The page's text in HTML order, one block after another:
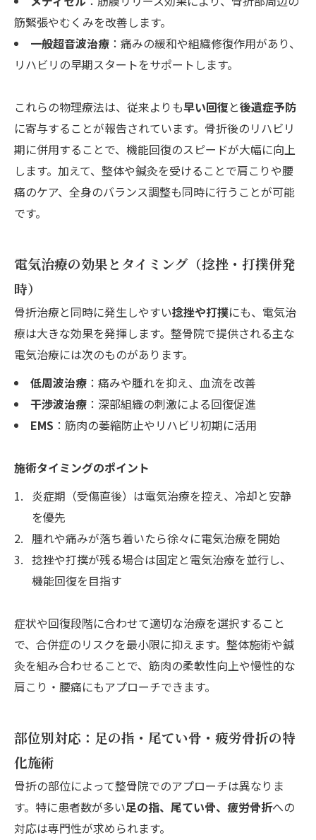
筋緊張やむくみを改善します。
一般超音波治療：痛みの緩和や組織修復作用があり、
リハビリの早期スタートをサポートします。
これらの物理療法は、従来よりも早い回復と後遺症予防
に寄与することが報告されています。骨折後のリハビリ
期に併用することで、機能回復のスピードが大幅に向上
します。加えて、整体や鍼灸を受けることで肩こりや腰
痛のケア、全身のバランス調整も同時に行うことが可能
です。
電気治療の効果とタイミング（捻挫・打撲併発
時）
骨折治療と同時に発生しやすい捻挫や打撲にも、電気治
療は大きな効果を発揮します。整骨院で提供される主な
電気治療には次のものがあります。
低周波治療：痛みや腫れを抑え、血流を改善
干渉波治療：深部組織の刺激による回復促進
EMS ：筋肉の萎縮防止やリハビリ初期に活用
施術タイミングのポイント
炎症期（受傷直後）は電気治療を控え、冷却と安静
を優先
腫れや痛みが落ち着いたら徐々に電気治療を開始
捻挫や打撲が残る場合は固定と電気治療を並行し、
機能回復を目指す
症状や回復段階に合わせて適切な治療を選択すること
で、合併症のリスクを最小限に抑えます。整体施術や鍼
灸を組み合わせることで、筋肉の柔軟性向上や慢性的な
肩こり・腰痛にもアプローチできます。
部位別対応：足の指・尾てい骨・疲労骨折の特
化施術
骨折の部位によって整骨院でのアプローチは異なりま
す。特に患者数が多い足の指、尾てい骨、疲労骨折への
対応は専門性が求められます。